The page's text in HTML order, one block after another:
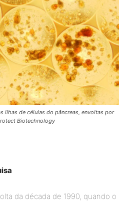
ilhas de células do pâncreas, envoltas por
Biotechnology
da década de 1990, quando o